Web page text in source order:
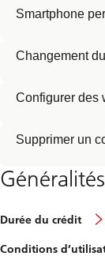
Smartphone
Changement
Configurer des
Supprimer un
Généralités
Durée du crédit
Conditions